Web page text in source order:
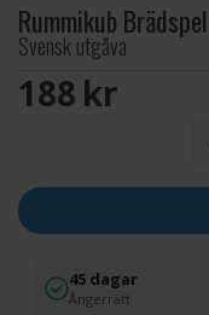
Rummikub Brädspel
Svensk utgåva
188 SEK
45 dagar
Ångerrätt